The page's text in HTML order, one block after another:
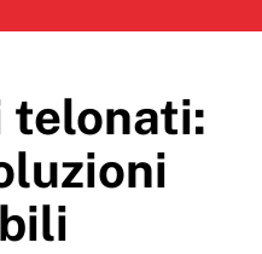
telonati: